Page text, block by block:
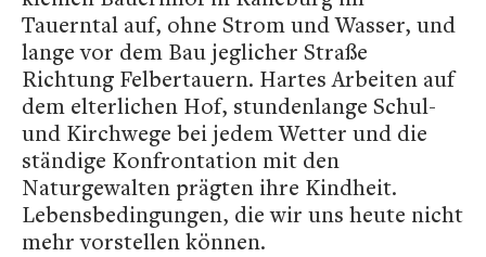
Tauerntal auf, ohne Strom und Wasser, und
lange vor dem Bau jeglicher Straße
Richtung Felbertauern. Hartes Arbeiten auf
dem elterlichen Hof, stundenlange Schul-
und Kirchwege bei jedem Wetter und die
ständige Konfrontation mit den
Naturgewalten prägten ihre Kindheit.
Lebensbedingungen, die wir uns heute nicht
mehr vorstellen können.